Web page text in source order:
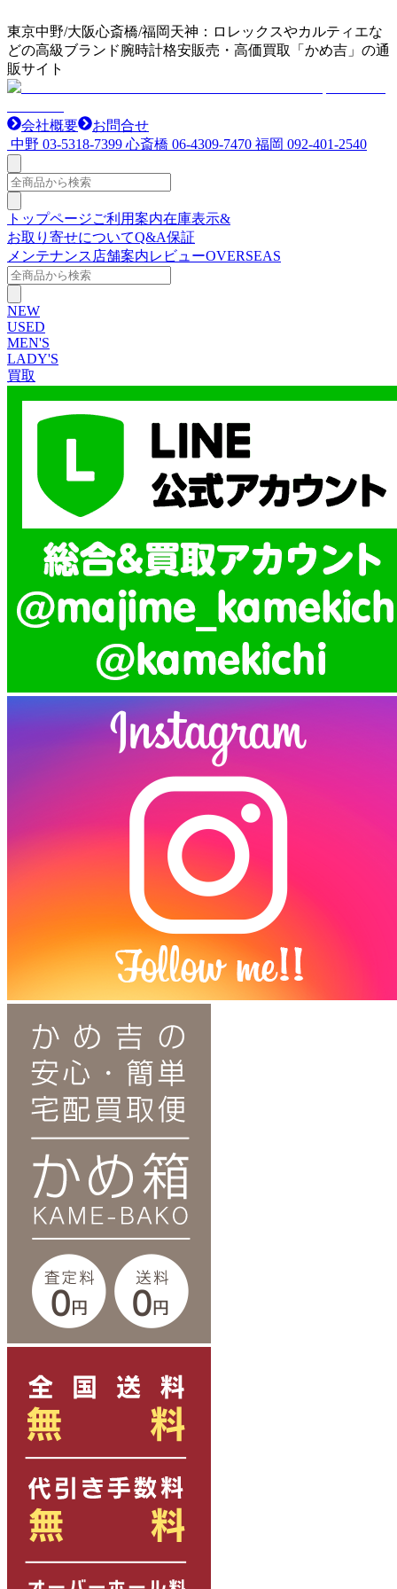
東京中野/大阪心斎橋/福岡天神：ロレックスやカルティエな
どの高級ブランド腕時計格安販売・高価買取「かめ吉」の通
販サイト
会社概要
お問合せ
中野 03-5318-7399 心斎橋 06-4309-7470 福岡 092-401-2540
トップページご利用案内在庫表示&
お取り寄せについてQ&A保証
メンテナンス 店舗案内レビューOVERSEAS
NEW
USED
MEN'S
LADY'S
買取